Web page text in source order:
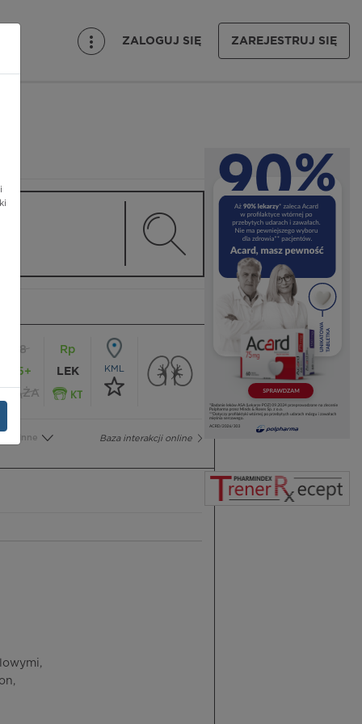
ZALOGUJ SIĘ ZAREJESTRUJ SIĘ
18
65+
CIĄŻA
Rp
LEK
KML
Baza interakcji online
Inne